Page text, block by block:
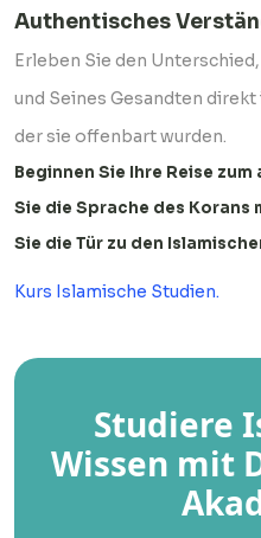
Authentisches
Erleben Sie den
und Seines Gesandten
der sie offenbart wurden.
Beginnen Sie Ihre Reise
Sie die Sprache des Korans
Sie die Tür zu den
Kurs Islamische Studien.
Studiere
Wissen mit